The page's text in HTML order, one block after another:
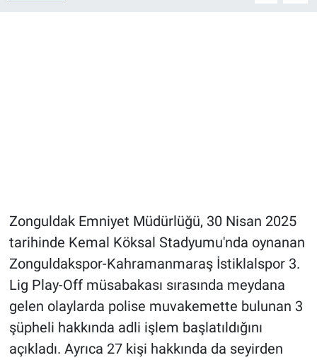
Zonguldak Emniyet Müdürlüğü, 30 Nisan 2025
tarihinde Kemal Köksal Stadyumu'nda oynanan
Zonguldakspor-Kahramanmaraş İstiklalspor 3.
Lig Play-Off müsabakası sırasında meydana
gelen olaylarda polise muvakemette bulunan 3
şüpheli hakkında adli işlem başlatıldığını
açıkladı. Ayrıca 27 kişi hakkında da seyirden